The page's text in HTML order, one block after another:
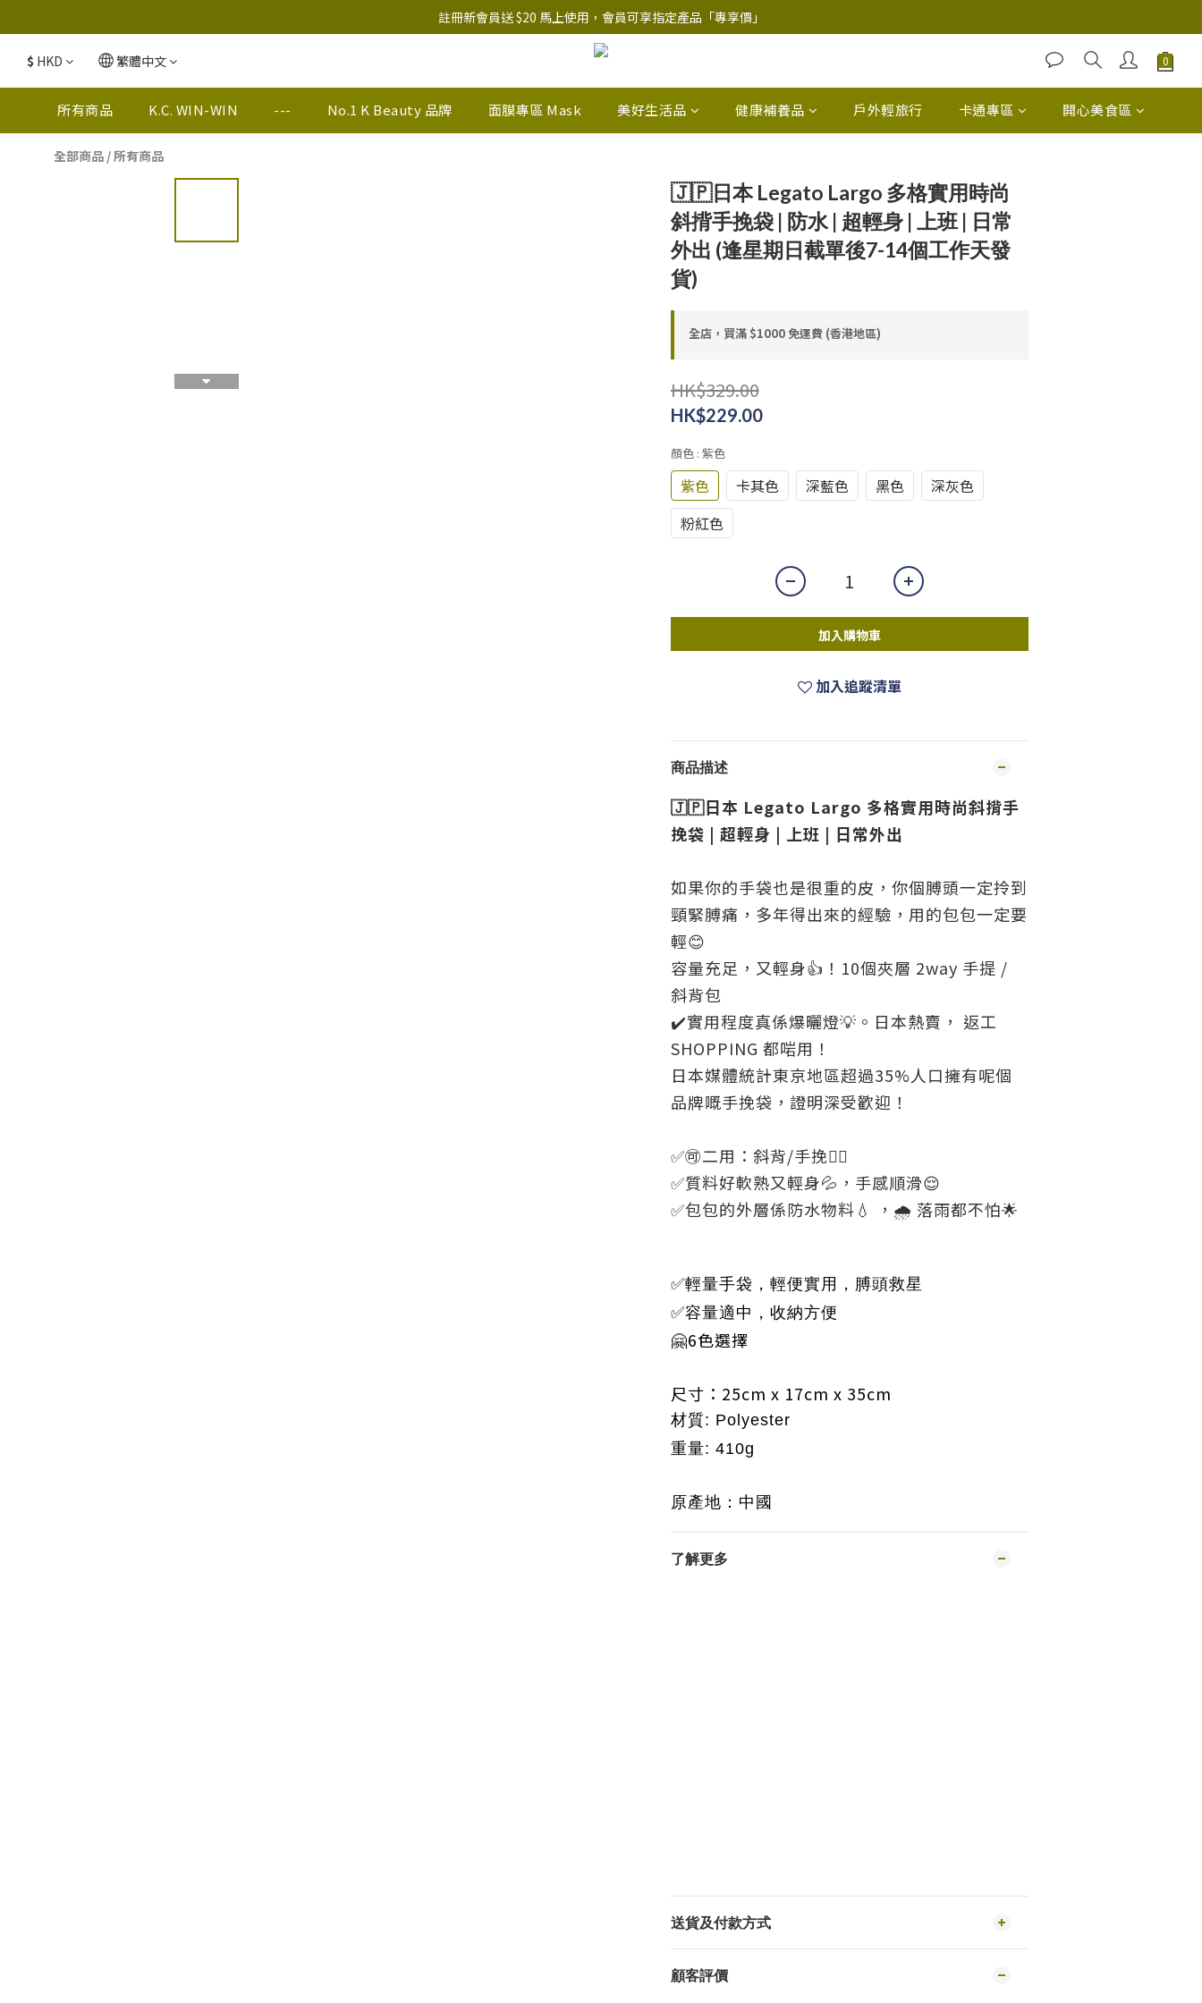
註冊新會員送 $20 馬上使用，會員可享指定產品「​專享價」
註冊新會員送 $20 馬上使用，會員可享指定產品「​專享價」
B.Y.O.B Mask Collection 任選優惠: 4件9折
註冊新會員送 $20 馬上使用，會員可享指定產品「​專享價」
$ HKD 繁體中文
所有商品 K.C. WIN-WIN --- No.1 K Beauty 品牌 面膜專區 Mask 美好生活品 健康補養品 戶外輕旅行 卡通專區 開心美食區
全部商品 /所有商品
🇯🇵日本 Legato Largo 多格實用時尚
斜揹手挽袋 | 防水 | 超輕身 | 上班 | 日常
外出 (逢星期日截單後7-14個工作天發
貨)
全店，買滿 $1000 免運費 (香港地區)
HK$329.00
HK$229.00
顏色 : 紫色
紫色 卡其色 深藍色 黑色
深灰色
粉紅色
加入購物車
加入追蹤清單
商品描述
🇯🇵日本 Legato Largo 多格實用時尚斜揹手
挽袋 | 超輕身 | 上班 | 日常外出
如果你的手袋也是很重的皮，你個膊頭一定拎到
頸緊膊痛，多年得出來的經驗，用的包包一定要
輕😊
容量充足，又輕身👍！10個夾層 2way 手提 /
斜背包
✔️實用程度真係爆曬燈💡。日本熱賣， 返工
SHOPPING 都啱用！
日本媒體統計東京地區超過35%人口擁有呢個
品牌嘅手挽袋，證明深受歡迎！
✅🉑二用：斜背/手挽👍🏻
✅質料好軟熟又輕身💦，手感順滑😌
✅包包的外層係防水物料💧 ，🌧 落雨都不怕🌟
✅輕量手袋，輕便實用 ， 膊頭救星
✅容量適中 ， 收納方便
🤗6色選擇
尺寸：25cm x 17cm x 35cm
材質: Polyester
重量: 410g
原產地：中國
了解更多
送貨及付款方式
顧客評價